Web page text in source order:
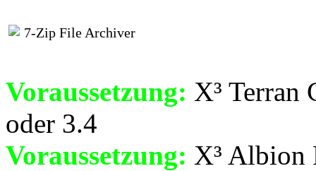
7-Zip File Archiver
Voraussetzung: X³ Terran
oder 3.4
Voraussetzung: X³ Albion